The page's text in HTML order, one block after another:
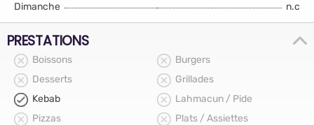
Dimanche
n.c
PRESTATIONS
Boissons
Burgers
Desserts
Grillades
Kebab
Lahmacun / Pide
Pizzas
Plats / Assiettes